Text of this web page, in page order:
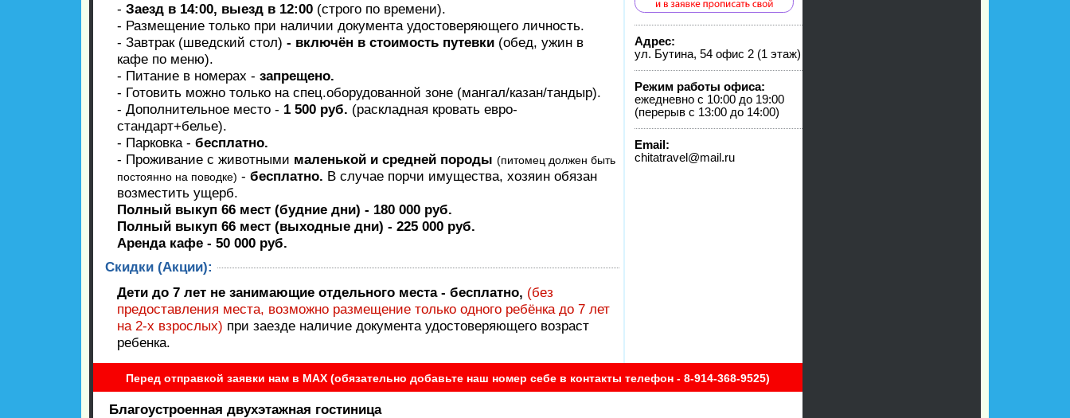
- Заезд в 14:00, выезд в 12:00 (строго по времени).
- Размещение только при наличии документа удостоверяющего личность.
- Завтрак (шведский стол) - включён в стоимость путевки (обед, ужин в
кафе по меню).
- Питание в номерах - запрещено.
- Готовить можно только на спец.оборудованной зоне (мангал/казан/тандыр).
- Дополнительное место - 1 500 руб. (раскладная кровать евро-
стандарт+белье).
- Парковка - бесплатно.
- Проживание с животными маленькой и средней породы (питомец должен быть
постоянно на поводке) - бесплатно. В случае порчи имущества, хозяин обязан
возместить ущерб.
Полный выкуп 66 мест (будние дни) - 180 000 руб.
Полный выкуп 66 мест (выходные дни) - 225 000 руб.
Аренда кафе - 50 000 руб.
Скидки (Акции):
Дети до 7 лет не занимающие отдельного места - бесплатно, (без
предоставления места, возможно размещение только одного ребёнка до 7 лет
на 2-х взрослых) при заезде наличие документа удостоверяющего возраст
ребенка.
Адрес:
ул. Бутина, 54 офис 2 (1 этаж)
Режим работы офиса:
ежедневно с 10:00 до 19:00
(перерыв с 13:00 до 14:00)
Email:
chitatravel@mail.ru
Перед отправкой заявки нам в MAX (обязательно добавьте наш номер себе в контакты телефон - 8-914-368-9525)
Благоустроенная двухэтажная гостиница